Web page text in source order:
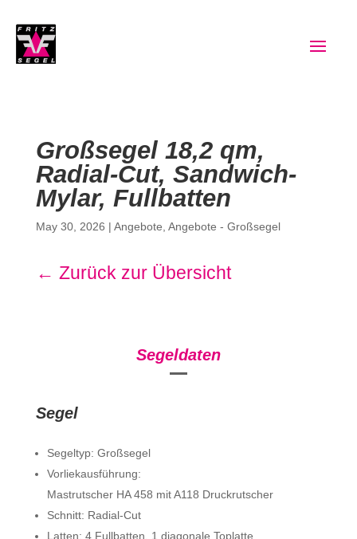
Großsegel 18,2 qm,
Radial-Cut, Sandwich-
Mylar, Fullbatten
May 30, 2026 | Angebote Angebote - Großsegel
← Zurück zur Übersicht
Segeldaten
Segel
Segeltyp: Großsegel
Vorliekausführung:
Mastrutscher HA 458 mit A118 Druckrutscher
Schnitt: Radial-Cut
Latten: 4 Fullbatten, 1 diagonale Toplatte